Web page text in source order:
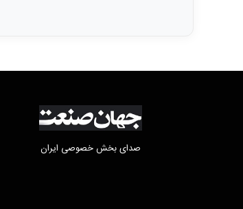
صدای بخش خصوصی ایران